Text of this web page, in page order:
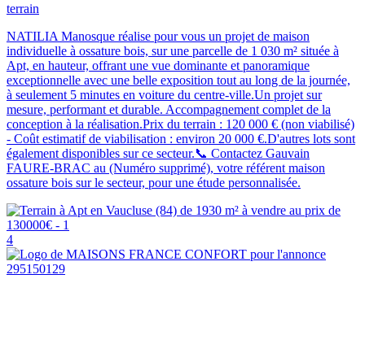
terrain
NATILIA Manosque réalise pour vous un projet de maison
individuelle à ossature bois, sur une parcelle de 1 030 m² située à
Apt, en hauteur, offrant une vue dominante et panoramique
exceptionnelle avec une belle exposition tout au long de la journée,
à seulement 5 minutes en voiture du centre-ville.Un projet sur
mesure, performant et durable. Accompagnement complet de la
conception à la réalisation.Prix du terrain : 120 000 € (non viabilisé)
- Coût estimatif de viabilisation : environ 20 000 €.D'autres lots sont
également disponibles sur ce secteur.📞 Contactez Gauvain
FAURE-BRAC au (Numéro supprimé), votre référent maison
ossature bois sur le secteur, pour une étude personnalisée.
4